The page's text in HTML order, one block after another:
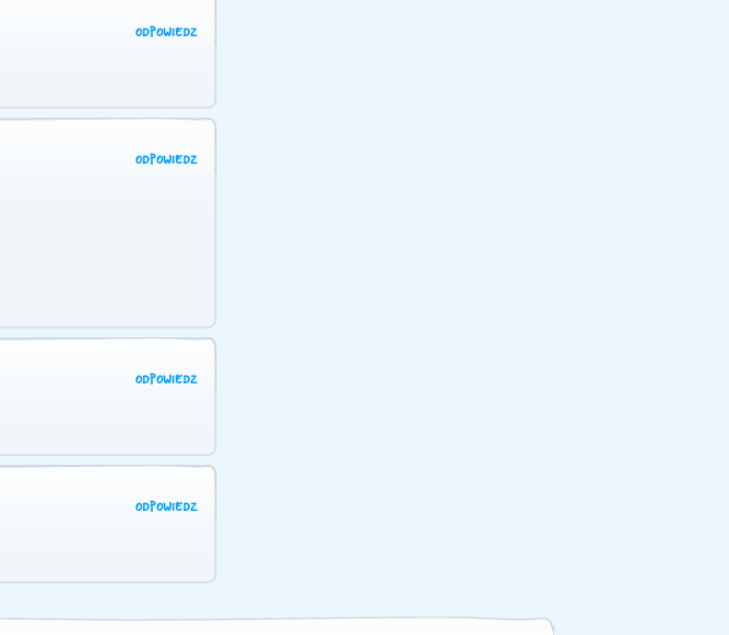
ODPOWIEDZ
ODPOWIEDZ
ODPOWIEDZ
ODPOWIEDZ